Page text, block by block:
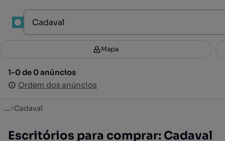
Filtros 3
1-0 de 0 anúncios
Ordem dos anúncios
Mapa
1-0 de 0 anúncios
Ordem dos anúncios
... Cadaval
Escritórios para comprar: Cadaval